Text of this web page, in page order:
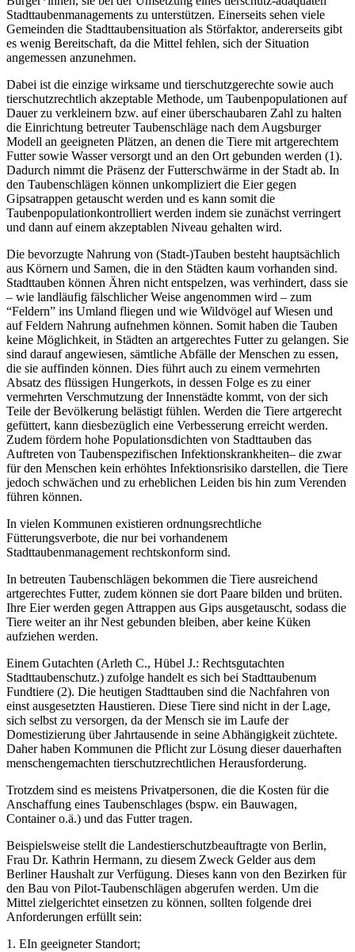
Stadttaubenmanagements zu unterstützen. Einerseits sehen viele
Gemeinden die Stadttaubensituation als Störfaktor, andererseits gibt
es wenig Bereitschaft, da die Mittel fehlen, sich der Situation
angemessen anzunehmen.
Dabei ist die einzige wirksame und tierschutzgerechte sowie auch
tierschutzrechtlich akzeptable Methode, um Taubenpopulationen auf
Dauer zu verkleinern bzw. auf einer überschaubaren Zahl zu halten
die Einrichtung betreuter Taubenschläge nach dem Augsburger
Modell an geeigneten Plätzen, an denen die Tiere mit artgerechtem
Futter sowie Wasser versorgt und an den Ort gebunden werden (1).
Dadurch nimmt die Präsenz der Futterschwärme in der Stadt ab. In
den Taubenschlägen können unkompliziert die Eier gegen
Gipsatrappen getauscht werden und es kann somit die
Taubenpopulationkontrolliert werden indem sie zunächst verringert
und dann auf einem akzeptablen Niveau gehalten wird.
Die bevorzugte Nahrung von (Stadt-)Tauben besteht hauptsächlich
aus Körnern und Samen, die in den Städten kaum vorhanden sind.
Stadttauben können Ähren nicht entspelzen, was verhindert, dass sie
– wie landläufig fälschlicher Weise angenommen wird – zum
“Feldern” ins Umland fliegen und wie Wildvögel auf Wiesen und
auf Feldern Nahrung aufnehmen können. Somit haben die Tauben
keine Möglichkeit, in Städten an artgerechtes Futter zu gelangen. Sie
sind darauf angewiesen, sämtliche Abfälle der Menschen zu essen,
die sie auffinden können. Dies führt auch zu einem vermehrten
Absatz des flüssigen Hungerkots, in dessen Folge es zu einer
vermehrten Verschmutzung der Innenstädte kommt, von der sich
Teile der Bevölkerung belästigt fühlen. Werden die Tiere artgerecht
gefüttert, kann diesbezüglich eine Verbesserung erreicht werden.
Zudem fördern hohe Populationsdichten von Stadttauben das
Auftreten von Taubenspezifischen Infektionskrankheiten– die zwar
für den Menschen kein erhöhtes Infektionsrisiko darstellen, die Tiere
jedoch schwächen und zu erheblichen Leiden bis hin zum Verenden
führen können.
In vielen Kommunen existieren ordnungsrechtliche
Fütterungsverbote, die nur bei vorhandenem
Stadttaubenmanagement rechtskonform sind.
In betreuten Taubenschlägen bekommen die Tiere ausreichend
artgerechtes Futter, zudem können sie dort Paare bilden und brüten.
Ihre Eier werden gegen Attrappen aus Gips ausgetauscht, sodass die
Tiere weiter an ihr Nest gebunden bleiben, aber keine Küken
aufziehen werden.
Einem Gutachten (Arleth C., Hübel J.: Rechtsgutachten
Stadttaubenschutz.) zufolge handelt es sich bei Stadttaubenum
Fundtiere (2). Die heutigen Stadttauben sind die Nachfahren von
einst ausgesetzten Haustieren. Diese Tiere sind nicht in der Lage,
sich selbst zu versorgen, da der Mensch sie im Laufe der
Domestizierung über Jahrtausende in seine Abhängigkeit züchtete.
Daher haben Kommunen die Pflicht zur Lösung dieser dauerhaften
menschengemachten tierschutzrechtlichen Herausforderung.
Trotzdem sind es meistens Privatpersonen, die die Kosten für die
Anschaffung eines Taubenschlages (bspw. ein Bauwagen,
Container o.ä.) und das Futter tragen.
Beispielsweise stellt die Landestierschutzbeauftragte von Berlin,
Frau Dr. Kathrin Hermann, zu diesem Zweck Gelder aus dem
Berliner Haushalt zur Verfügung. Dieses kann von den Bezirken für
den Bau von Pilot-Taubenschlägen abgerufen werden. Um die
Mittel zielgerichtet einsetzen zu können, sollten folgende drei
Anforderungen erfüllt sein:
1. EIn geeigneter Standort;